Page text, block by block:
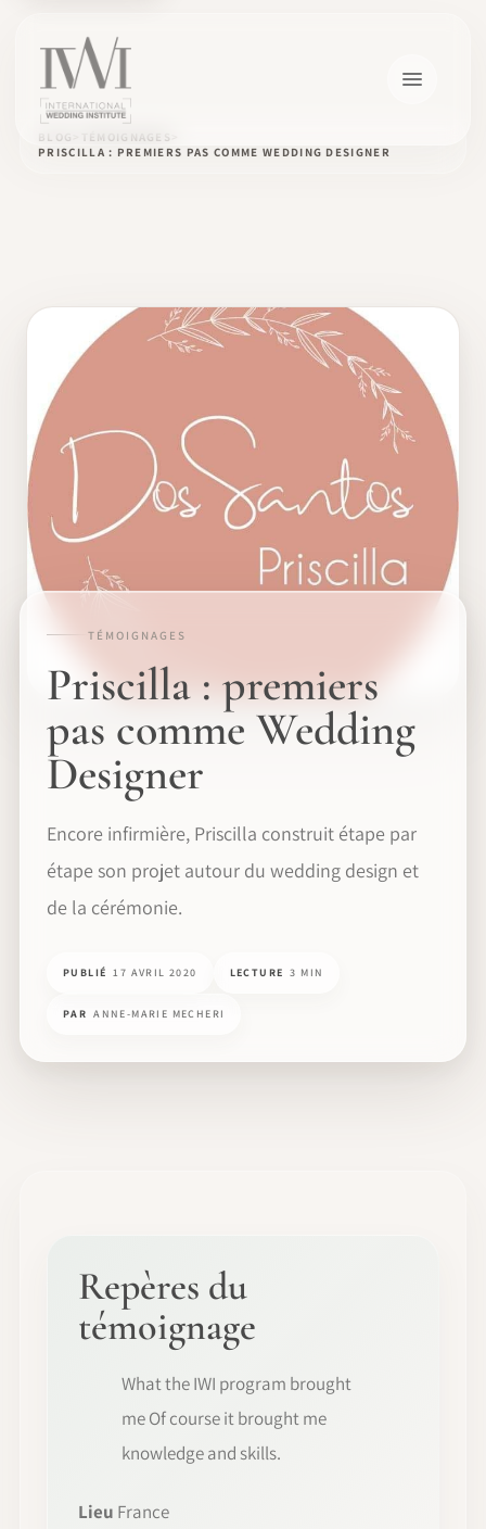
BLOG
TÉMOIGNAGES
PRISCILLA : PREMIERS PAS COMME WEDDING DESIGNER
TÉMOIGNAGES
Priscilla : premiers
pas comme Wedding
Designer
Encore infirmière, Priscilla construit étape par
étape son projet autour du wedding design et
de la cérémonie.
PUBLIÉ 17 AVRIL 2020 LECTURE 3 MIN
PAR ANNE-MARIE MECHERI
Repères du
témoignage
What the IWI program brought
me Of course it brought me
knowledge and skills.
Lieu France